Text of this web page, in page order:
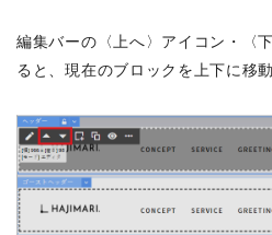
編集バーの〈上へ〉アイコン・〈
ると、現在のブロックを上下に移